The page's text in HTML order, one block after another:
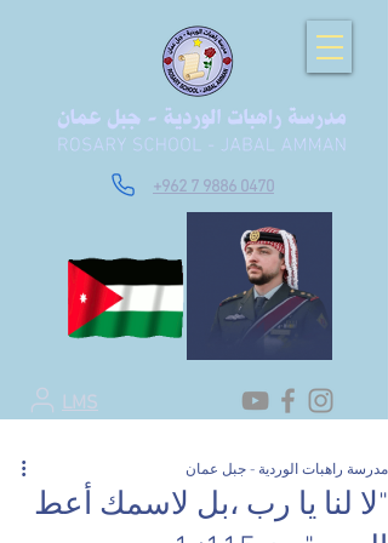
+962 7 9886 0470
LMS
"لا لنا يا رب ،بل لاسمك أعط
مدرسة راهبات الوردية - جبل عمان